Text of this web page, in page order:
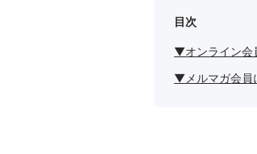
目次
▼オンライン会
▼メルマガ会員